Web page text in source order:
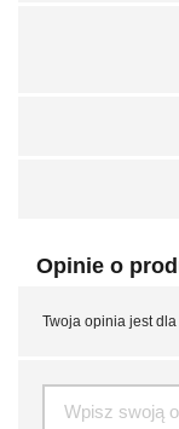
Opinie o
Twoja opinia jest